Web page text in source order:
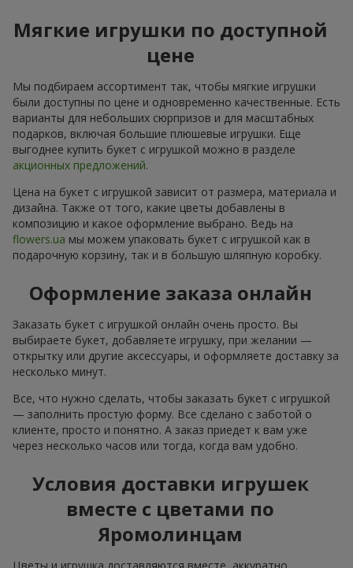
Мягкие игрушки по доступной
цене
Мы подбираем ассортимент так, чтобы мягкие игрушки
были доступны по цене и одновременно качественные. Есть
варианты для небольших сюрпризов и для масштабных
подарков, включая большие плюшевые игрушки. Еще
выгоднее купить букет с игрушкой можно в разделе
акционных предложений.
Цена на букет с игрушкой зависит от размера, материала и
дизайна. Также от того, какие цветы добавлены в
композицию и какое оформление выбрано. Ведь на
flowers.ua мы можем упаковать букет с игрушкой как в
подарочную корзину, так и в большую шляпную коробку.
Оформление заказа онлайн
Заказать букет с игрушкой онлайн очень просто. Вы
выбираете букет, добавляете игрушку, при желании —
открытку или другие аксессуары, и оформляете доставку за
несколько минут.
Все, что нужно сделать, чтобы заказать букет с игрушкой
— заполнить простую форму. Все сделано с заботой о
клиенте, просто и понятно. А заказ приедет к вам уже
через несколько часов или тогда, когда вам удобно.
Условия доставки игрушек
вместе с цветами по
Яромолинцам